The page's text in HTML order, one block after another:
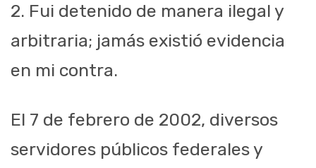
2. Fui detenido de manera ilegal y
arbitraria; jamás existió evidencia
en mi contra.
El 7 de febrero de 2002, diversos
servidores públicos federales y